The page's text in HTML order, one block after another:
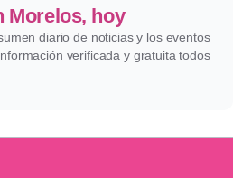
Morelos, hoy
diario de noticias y los eventos
verificada y gratuita todos